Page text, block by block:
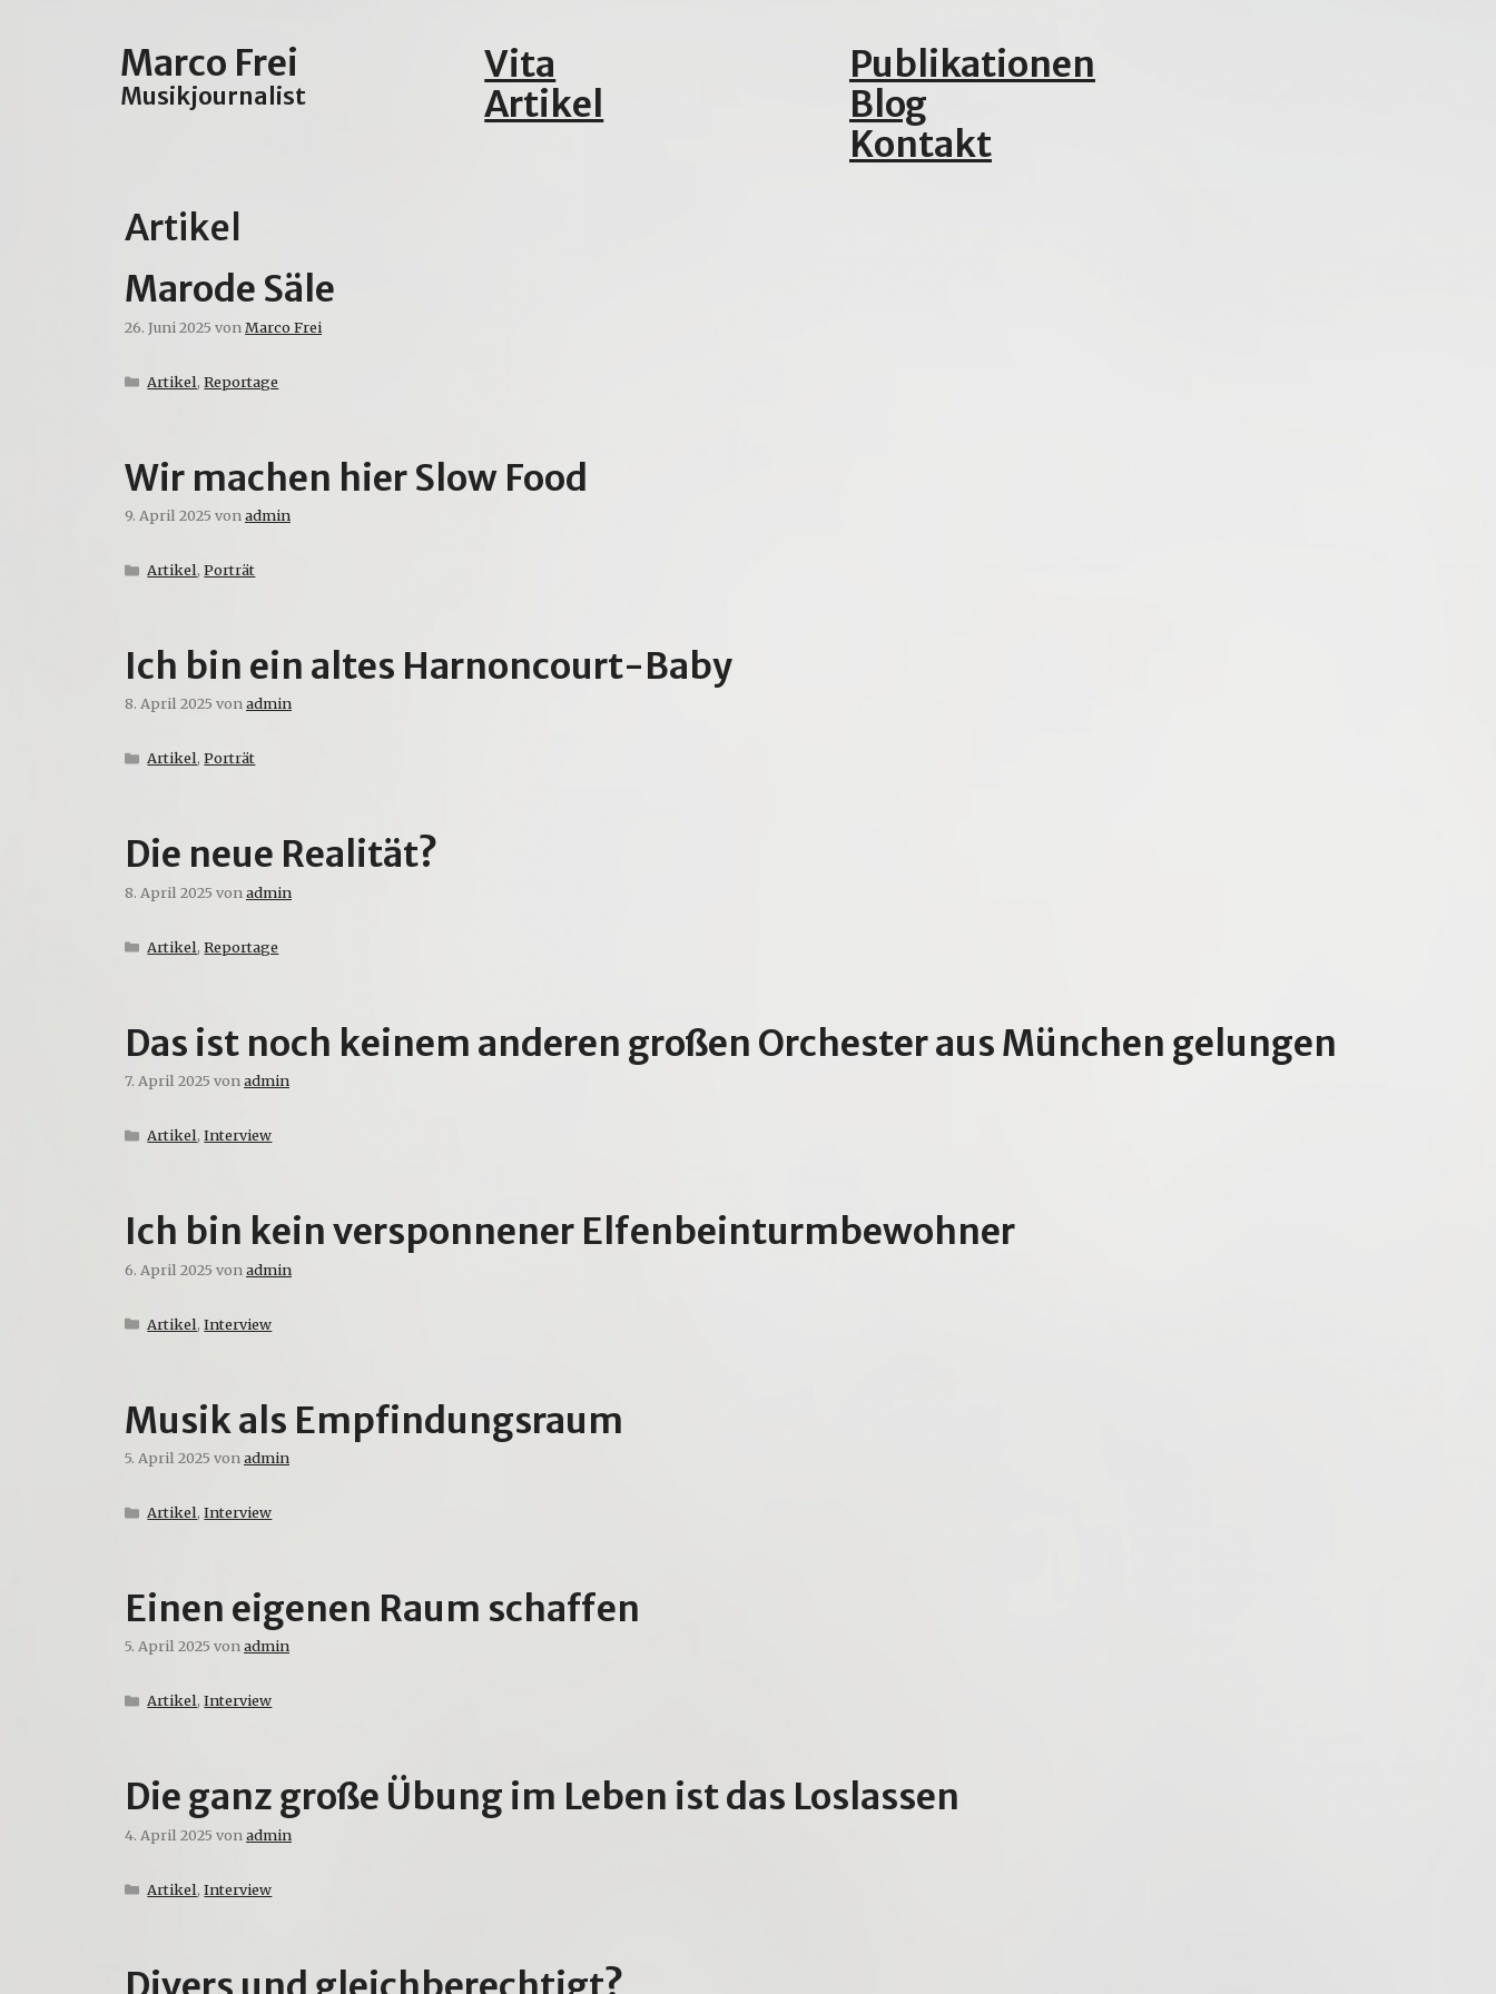
Marco Frei
Musikjournalist
Vita
Artikel
Publikationen
Blog
Kontakt
Artikel
Marode Säle
26. Juni 2025 von Marco Frei
Kategorien
Artikel,Reportage
Wir machen hier Slow Food
9. April 2025 von admin
Kategorien
Artikel,Porträt
Ich bin ein altes Harnoncourt-Baby
8. April 2025 vonadmin
Kategorien
Artikel,Porträt
Die neue Realität?
8. April 2025 von admin
Kategorien
Artikel,Reportage
Das ist noch keinem anderen großen Orchester aus München gelungen
7. April 2025 von admin
Kategorien
Artikel,Interview
Ich bin kein versponnener Elfenbeinturmbewohner
6. April 2025 von admin
Kategorien
Artikel,Interview
Musik als Empfindungsraum
5. April 2025 von admin
Kategorien
Artikel,Interview
Einen eigenen Raum schaffen
5. April 2025 vonadmin
Kategorien
Artikel,Interview
Die ganz große Übung im Leben ist das Loslassen
4. April 2025 von admin
Kategorien
Artikel,Interview